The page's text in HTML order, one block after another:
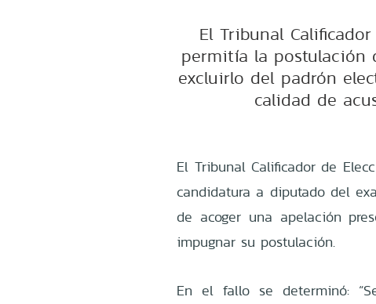
El Tribunal
permitía la postulación
excluirlo del padrón
calidad de
El Tribunal Calificador de
candidatura a diputado del
de acoger una apelación
impugnar su postulación.
En el fallo se determinó: